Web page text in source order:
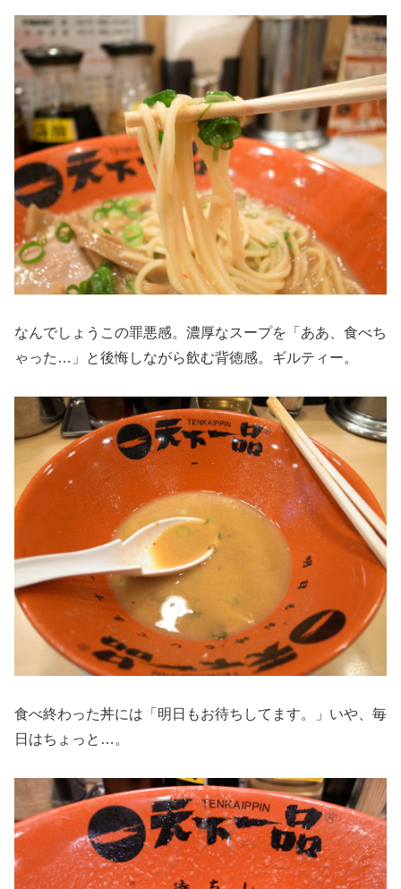
なんでしょうこの罪悪感。濃厚なスープを「ああ、食べち
ゃった…」と後悔しながら飲む背徳感。ギルティー。
食べ終わった丼には「明日もお待ちしてます。」いや、毎
日はちょっと…。